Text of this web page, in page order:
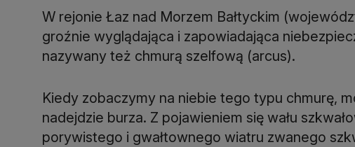
W rejonie Łaz nad Morzem Bałtyckim
groźnie wyglądająca i zapowiadająca
nazywany też chmurą szelfową (arcus).
Kiedy zobaczymy na niebie tego typu chmurę,
nadejdzie burza. Z pojawieniem się wału
porywistego i gwałtownego wiatru zwanego